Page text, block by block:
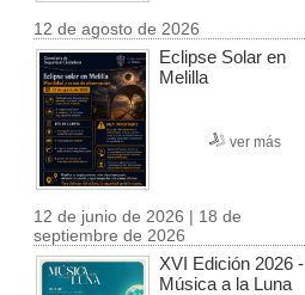
12 de agosto de 2026
Eclipse Solar en
Melilla
ver más
12 de junio de 2026 | 18 de
septiembre de 2026
XVI Edición 2026 -
Música a la Luna